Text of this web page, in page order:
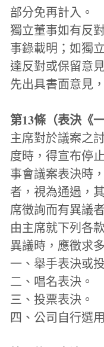
部分免再計入。
獨立董事如有反
事錄載明；如獨
達反對或保留意
先出具書面意見
第13條（表決《一
主席對於議案之
度時，得宣布停
事會議案表決時
者，視為通過，
席徵詢而有異議
由主席就下列各
異議時，應徵求
一、舉手表決或
二、唱名表決。
三、投票表決。
四、公司自行選